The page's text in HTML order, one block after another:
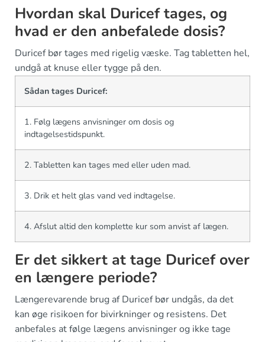
Hvordan skal Duricef tages, og
hvad er den anbefalede dosis?
Duricef bør tages med rigelig væske. Tag tabletten hel,
undgå at knuse eller tygge på den.
Sådan tages Duricef:
1. Følg lægens anvisninger om dosis og
indtagelsestidspunkt.
2. Tabletten kan tages med eller uden mad.
3. Drik et helt glas vand ved indtagelse.
4. Afslut altid den komplette kur som anvist af lægen.
Er det sikkert at tage Duricef over
en længere periode?
Længerevarende brug af Duricef bør undgås, da det
kan øge risikoen for bivirkninger og resistens. Det
anbefales at følge lægens anvisninger og ikke tage